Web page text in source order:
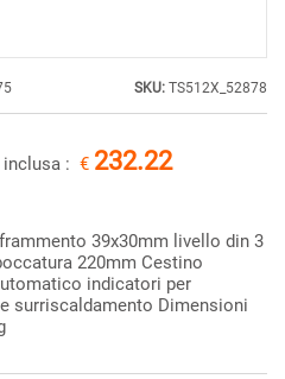
SKU: TS512X_52878
inclusa : € 232.22
39x30mm livello din 3
220mm Cestino
indicatori per
surriscaldamento Dimensioni